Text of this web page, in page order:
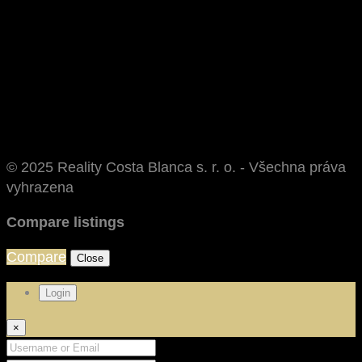
© 2025 Reality Costa Blanca s. r. o. - Všechna práva
vyhrazena
Compare listings
Compare Close
Login
×